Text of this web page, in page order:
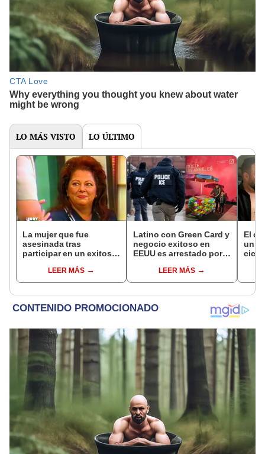
LO MÁS VISTO LO ÚLTIMO
La mujer que fue
asesinada tras
participar en un exitoso
su exesposo y la
amante
LEER MÁS
Latino con Green Card y
negocio exitoso en
EEUU es arrestado por
vendedor ambulante a
los 11 años
LEER MÁS
El
un